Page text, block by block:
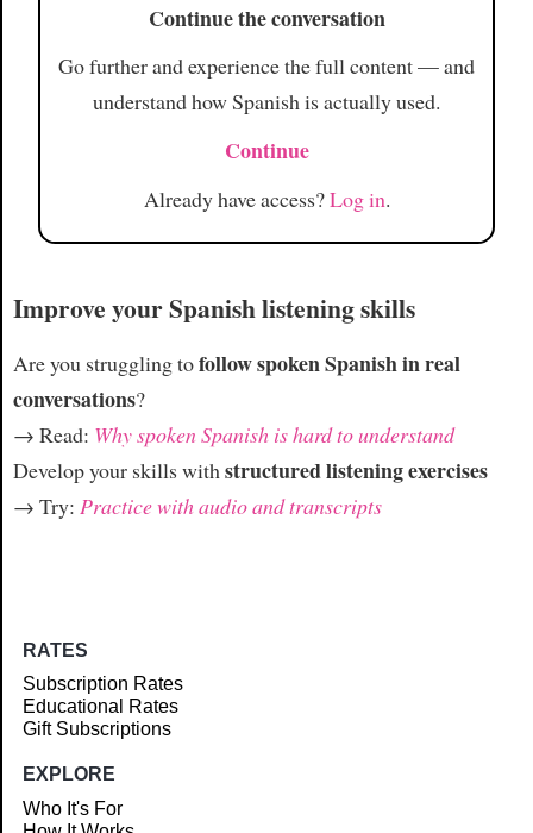
Continue the conversation
Go further and experience the full content — and
understand how Spanish is actually used.
Continue
Already have access?Log in.
Improve your Spanish listening skills
Are you struggling tofollow spoken Spanish in real
conversations?
→ Read: Why spoken Spanish is hard to understand
Develop your skills withstructured listening exercises
→ Try: Practice with audio and transcripts
RATES
Subscription Rates
Educational Rates
Gift Subscriptions
EXPLORE
Who It's For